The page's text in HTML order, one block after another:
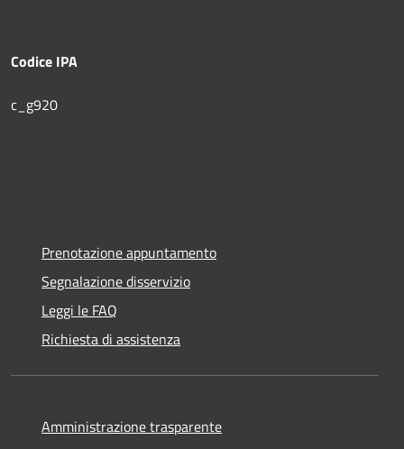
Codice IPA
c_g920
Prenotazione appuntamento
Segnalazione disservizio
Leggi le FAQ
Richiesta di assistenza
Amministrazione trasparente